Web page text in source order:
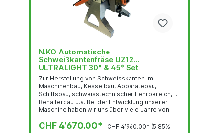
N.KO Automatische
Schweißkantenfräse UZ12
ULTRALIGHT 30° & 45° Set
Zur Herstellung von Schweisskanten im
Maschinenbau, Kesselbau, Apparatebau,
Schiffsbau, schweisstechnischer Lehrbereich,
Behälterbau u.a. Bei der Entwicklung unserer
Maschine haben wir uns über viele Jahre von
Zahlreiche Details kommen quasi direkt vom
CHF 4’670.00* CHF 4’960.00* (5.85%